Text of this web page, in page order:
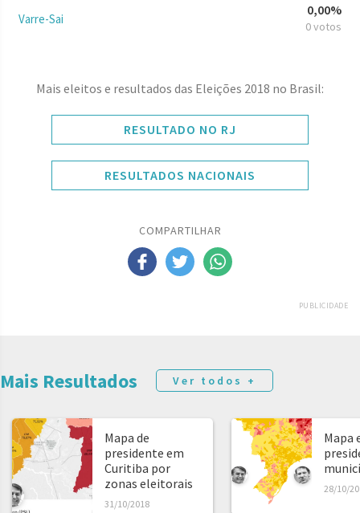
Varre-Sai
0,00%
0 votos
Mais eleitos e resultados das Eleições 2018 no Brasil:
RESULTADO NO RJ
RESULTADOS NACIONAIS
COMPARTILHAR
PUBLICIDADE
Mais Resultados Ver todos +
Mapa de
presidente em
Curitiba por
zonas eleitorais
31/10/2018
Mapa
28/10/